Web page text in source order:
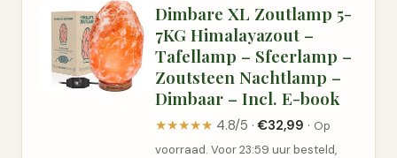
Dimbare XL Zoutlamp 5-
7KG Himalayazout –
Tafellamp – Sfeerlamp –
Zoutsteen Nachtlamp –
Dimbaar – Incl. E-book
★★★★★ 4.8/5 ·€32,99 · Op
voorraad. Voor 23:59 uur besteld,